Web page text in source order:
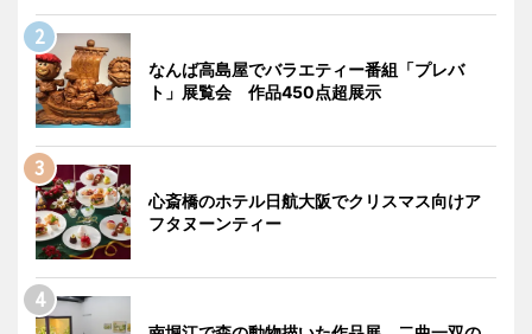
なんば高島屋でバラエティー番組「プレバ
ト」展覧会 作品450点超展示
心斎橋のホテル日航大阪でクリスマス向けア
フタヌーンティー